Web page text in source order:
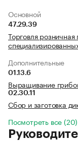
Основной
47.29.39
Торговля
Дополнительные
01.13.6
Выращивание
02.30.11
Сбор и заготовка
Посмотреть все (20)